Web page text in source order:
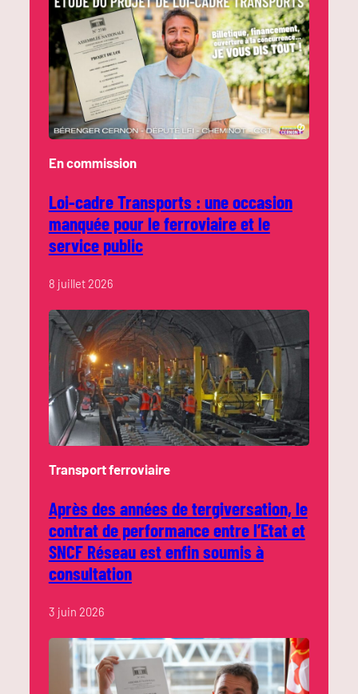
En commission
Loi-cadre Transports : une occasion
manquée pour le ferroviaire et le
service public
8 juillet 2026
Transport ferroviaire
Après des années de tergiversation, le
contrat de performance entre l’Etat et
SNCF Réseau est enfin soumis à
consultation
3 juin 2026